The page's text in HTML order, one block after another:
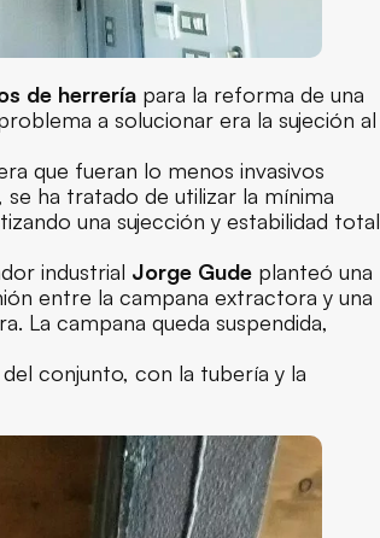
de herrería para la reforma de una
a solucionar era la sujeción al
que fueran lo menos invasivos
ha tratado de utilizar la mínima
una sujección y estabilidad total
industrial Jorge Gude planteó una
entre la campana extractora y una
La campana queda suspendida,
conjunto, con la tubería y la